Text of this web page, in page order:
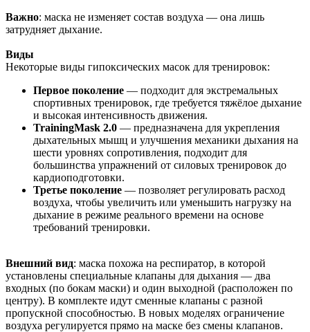
Важно: маска не изменяет состав воздуха — она лишь
затрудняет дыхание.
Виды
Некоторые виды гипоксических масок для тренировок:
Первое поколение — подходит для экстремальных
спортивных тренировок, где требуется тяжёлое дыхание
и высокая интенсивность движения.
TrainingMask 2.0 — предназначена для укрепления
дыхательных мышц и улучшения механики дыхания на
шести уровнях сопротивления, подходит для
большинства упражнений от силовых тренировок до
кардиоподготовки.
Третье поколение — позволяет регулировать расход
воздуха, чтобы увеличить или уменьшить нагрузку на
дыхание в режиме реального времени на основе
требований тренировки.
Внешний вид: маска похожа на респиратор, в которой
установлены специальные клапаны для дыхания — два
входных (по бокам маски) и один выходной (расположен по
центру). В комплекте идут сменные клапаны с разной
пропускной способностью. В новых моделях ограничение
воздуха регулируется прямо на маске без смены клапанов.